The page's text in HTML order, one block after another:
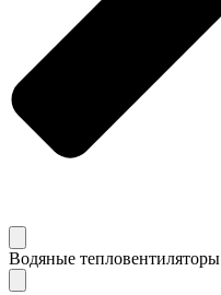
Водяные тепловентиляторы